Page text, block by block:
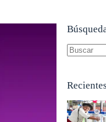
Recientes